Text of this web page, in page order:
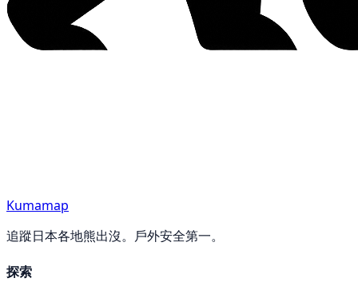
Kumamap
追蹤日本各地熊出沒。戶外安全第一。
探索